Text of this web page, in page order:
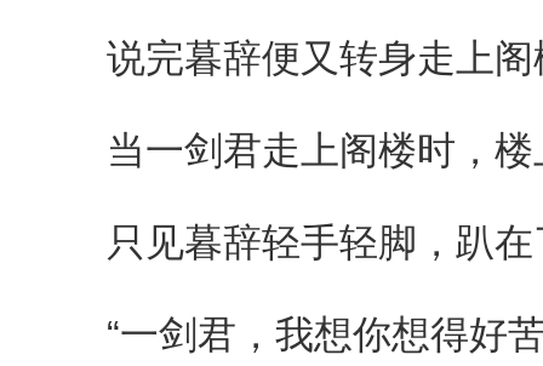
说完暮辞便又转身走上阁
当一剑君走上阁楼时，楼
只见暮辞轻手轻脚，趴在
“一剑君，我想你想得好苦